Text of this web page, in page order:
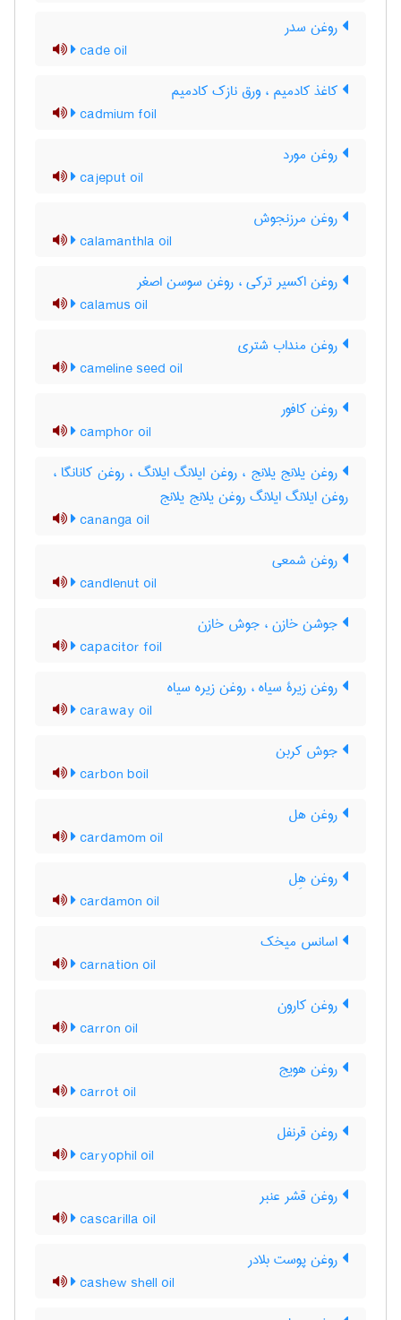
روغن سدر
cade oil
کاغذ کادمیم ، ورق نازک کادمیم
cadmium foil
روغن مورد
cajeput oil
روغن مرزنجوش
calamanthla oil
روغن اکسیر ترکی ، روغن سوسن اصغر
calamus oil
روغن منداب شتری
cameline seed oil
روغن کافور
camphor oil
روغن یلانج یلانج ، روغن ایلانگ ایلانگ ، روغن کانانگا ،
روغن ایلانگ ایلانگ روغن یلانج یلانج
cananga oil
روغن شمعی
candlenut oil
جوشن خازن ، جوش خازن
capacitor foil
روغن زیرۀ سیاه ، روغن زیره سیاه
caraway oil
جوش کربن
carbon boil
روغن هل
cardamom oil
روغن هِل
cardamon oil
اسانس میخک
carnation oil
روغن کارون
carron oil
روغن هویج
carrot oil
روغن قرنفل
caryophil oil
روغن قشر عنبر
cascarilla oil
روغن پوست بلادر
cashew shell oil